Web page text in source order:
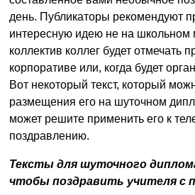
день. Публикаторы рекомендуют
интересную идею не на школьном
коллектив коллег будет отмечать
корпоративе или, когда будет
Вот некоторый текст, который
размещения его на шуточном
может решите применить его к
поздравлению.
Тексты для шуточного
чтобы поздравить учителя с